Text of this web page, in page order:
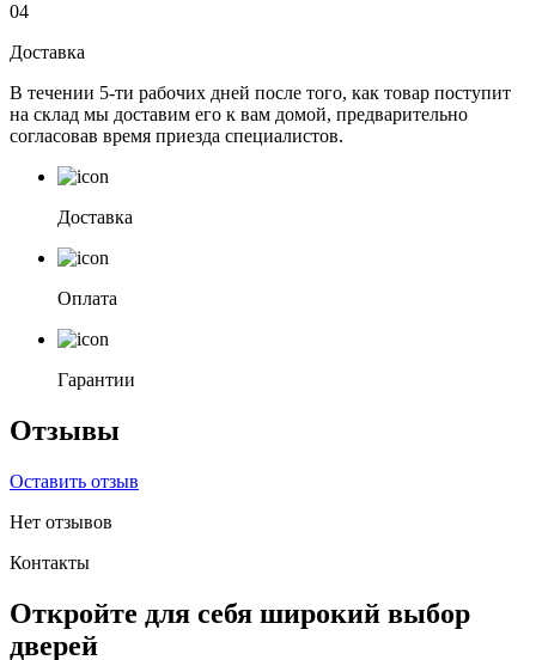
04
Доставка
В течении 5-ти рабочих дней после того, как товар поступит
на склад мы доставим его к вам домой, предварительно
согласовав время приезда специалистов.
Доставка
Оплата
Гарантии
Отзывы
Оставить отзыв
Нет отзывов
Контакты
Откройте для себя широкий выбор
дверей